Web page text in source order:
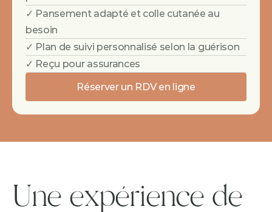
✓ Pansement adapté et colle cutanée au
besoin
✓ Plan de suivi personnalisé selon la guérison
✓ Reçu pour assurances
Réserver un RDV en ligne
Une expérience de